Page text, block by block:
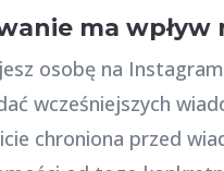
ma wpływ
osobę na
wcześniejszych
chroniona przed